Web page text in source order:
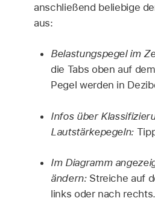
anschließend beliebige
aus:
Belastungspegel im
die Tabs oben auf
Pegel werden in
Infos über
Lautstärkepegeln:
Im Diagramm
ändern: Streiche auf
links oder nach rechts.